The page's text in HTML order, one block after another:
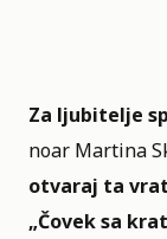
Za ljubitelje
noar Martina
otvaraj ta
„Čovek sa